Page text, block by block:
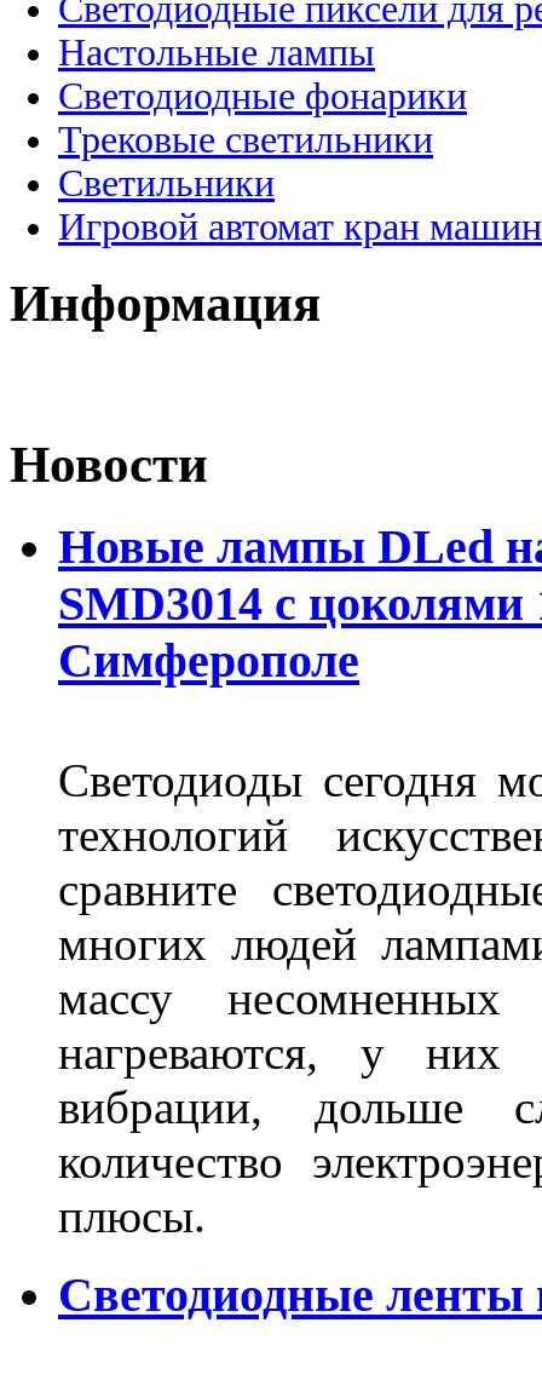
Светодиодные пиксели для
Настольные лампы
Светодиодные фонарики
Трековые светильники
Светильники
Игровой автомат кран
Информация
Новости
Новые лампы DLed
SMD3014 с цоколями
Симферополе
Светодиоды сегодня
технологий
сравните
многих людей
массу
нагреваются, у них
вибрации, дольше
количество
плюсы.
Светодиодные